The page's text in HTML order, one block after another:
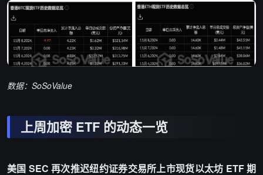
数据：SoSoValue
上周加密 ETF 的动态一览
美国 SEC 再次推迟纽约证券交易所上市现货以太坊 ETF 期